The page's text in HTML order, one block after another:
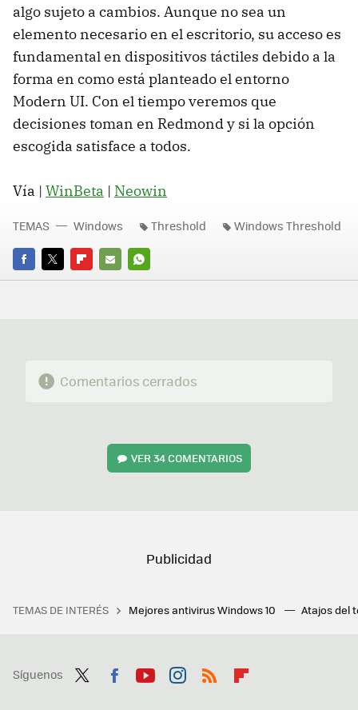
algo sujeto a cambios. Aunque no sea un
elemento necesario en el escritorio, su acceso es
fundamental en dispositivos táctiles debido a la
forma en como está planteado el entorno
Modern UI. Con el tiempo veremos que
decisiones toman en Redmond y si la opción
escogida satisface a todos.
Vía | WinBeta | Neowin
FACEBOOK
TWITTERFLIPBOARD
E-
WHATSAPP
TEMAS Windows Threshold Windows Threshold
Comentarios cerrados
VER34 COMENTARIOS
TEMAS DE INTERÉS Mejores antivirus Windows 10 Atajos del
Síguenos